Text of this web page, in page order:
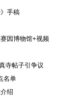
手稿
因博物馆+视频
寺帖子引争议
名单
绍